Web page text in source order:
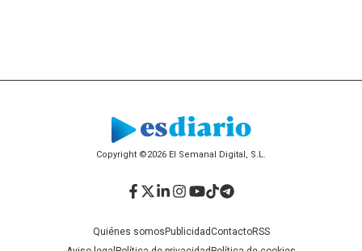
Copyright ©2026 El Semanal Digital, S.L.
Quiénes somos PublicidadContactoRSS
Facebook
Twitter
LinkedIn
Instagram
YouTube
TikTok
Telegram